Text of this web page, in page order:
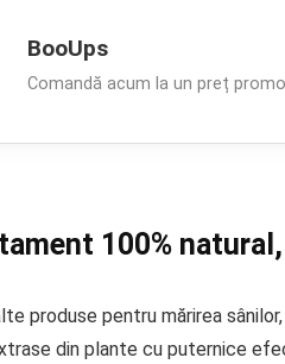
BooUps
Comandă acum la un preț
100%
produse pentru mărirea
din plante cu puternice